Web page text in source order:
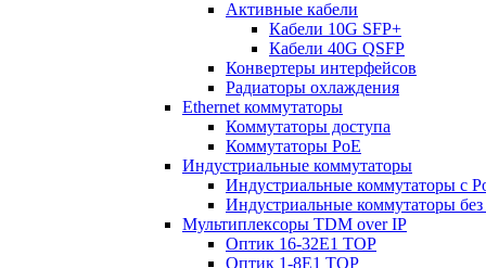
Активные кабели
Кабели 10G SFP+
Кабели 40G QSFP
Конвертеры интерфейсов
Радиаторы охлаждения
Ethernet коммутаторы
Коммутаторы доступа
Коммутаторы PoE
Индустриальные коммутаторы
Индустриальные коммутаторы с
Индустриальные коммутаторы без
Мультиплексоры TDM over IP
Оптик 16-32E1 TOP
Оптик 1-8E1 TOP